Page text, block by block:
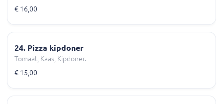
€ 16,00
24. Pizza kipdoner
Tomaat, Kaas, Kipdoner.
€ 15,00